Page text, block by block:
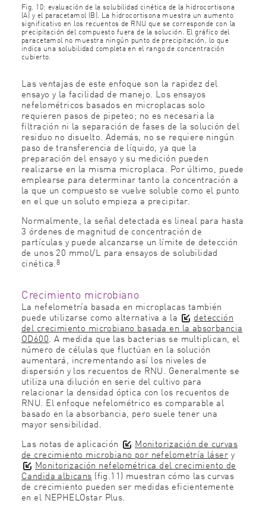
Fig. 10: evaluación de la solubilidad cinética de la hidrocortisona
(A) y el paracetamol (B). La hidrocortisona muestra un aumento
significativo en los recuentos de RNU que se corresponde con la
precipitación del compuesto fuera de la solución. El gráfico del
paracetamol no muestra ningún punto de precipitación, lo que
indica una solubilidad completa en el rango de concentración
cubierto.
Las ventajas de este enfoque son la rapidez del
ensayo y la facilidad de manejo. Los ensayos
nefelométricos basados en microplacas solo
requieren pasos de pipeteo; no es necesaria la
filtración ni la separación de fases de la solución del
residuo no disuelto. Además, no se requiere ningún
paso de transferencia de líquido, ya que la
preparación del ensayo y su medición pueden
realizarse en la misma microplaca. Por último, puede
emplearse para determinar tanto la concentración a
la que un compuesto se vuelve soluble como el punto
en el que un soluto empieza a precipitar.
Normalmente, la señal detectada es lineal para hasta
3 órdenes de magnitud de concentración de
partículas y puede alcanzarse un límite de detección
de unos 20 mmol/L para ensayos de solubilidad
cinética.8
Crecimiento microbiano
La nefelometría basada en microplacas también
puede utilizarse como alternativa a la detección
del crecimiento microbiano basada en la absorbancia
OD600. A medida que las bacterias se multiplican, el
número de células que fluctúan en la solución
aumentará, incrementando así los niveles de
dispersión y los recuentos de RNU. Generalmente se
utiliza una dilución en serie del cultivo para
relacionar la densidad óptica con los recuentos de
RNU. El enfoque nefelométrico es comparable al
basado en la absorbancia, pero suele tener una
mayor sensibilidad.
Las notas de aplicación
Monitorización de curvas
de crecimiento microbiano por nefelometría láser y
Monitorización nefelométrica del crecimiento de
Candida albicans (fig.11) muestran cómo las curvas
de crecimiento pueden ser medidas eficientemente
en el NEPHELOstar Plus.